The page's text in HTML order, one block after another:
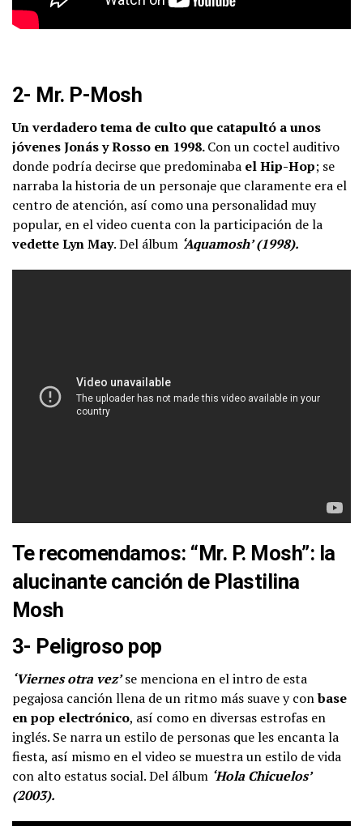
2- Mr. P-Mosh
Un verdadero tema de culto que catapultó a unos
jóvenes Jonás y Rosso en 1998.Con un coctel auditivo
donde podría decirse que predominaba el Hip-Hop; se
narraba la historia de un personaje que claramente era el
centro de atención, así como una personalidad muy
popular, en el video cuenta con la participación de la
vedette Lyn May. Del álbum ‘Aquamosh’ (1998).
Te recomendamos: “Mr. P. Mosh”: la
alucinante canción de Plastilina
Mosh
3- Peligroso pop
‘Viernes otra vez’se menciona en el intro de esta
pegajosa canción llena de un ritmo más suave y conbase
en pop electrónico, así como en diversas estrofas en
inglés. Se narra un estilo de personas que les encanta la
fiesta, así mismo en el video se muestra un estilo de vida
con alto estatus social. Del álbum ‘Hola Chicuelos’
(2003).